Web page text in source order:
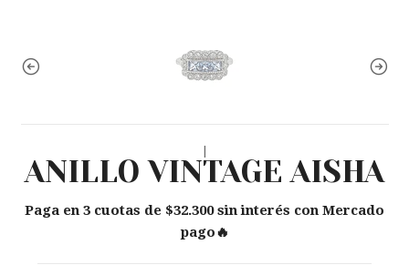
|
ANILLO VINTAGE AISHA
Paga en 3 cuotas de $32.300 sin interés con Mercado
pago🔥